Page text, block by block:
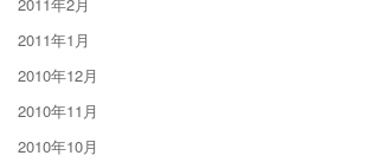
2011年1月
2010年12月
2010年11月
2010年10月